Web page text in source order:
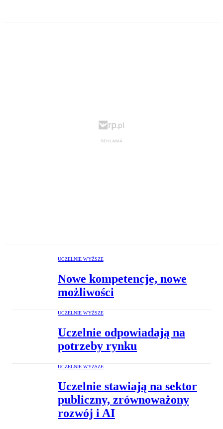
UCZELNIE WYŻSZE
Nowe kompetencje, nowe
możliwości
UCZELNIE WYŻSZE
Uczelnie odpowiadają na
potrzeby rynku
UCZELNIE WYŻSZE
Uczelnie stawiają na sektor
publiczny, zrównoważony
rozwój i AI